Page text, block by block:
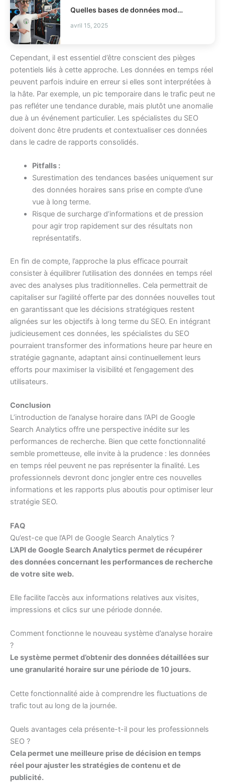
Quelles bases de données modernes choisir pour votre stack ?
avril 15, 2025
Cependant, il est essentiel d’être conscient des pièges
potentiels liés à cette approche. Les données en temps réel
peuvent parfois induire en erreur si elles sont interprétées à
la hâte. Par exemple, un pic temporaire dans le trafic peut ne
pas refléter une tendance durable, mais plutôt une anomalie
due à un événement particulier. Les spécialistes du SEO
doivent donc être prudents et contextualiser ces données
dans le cadre de rapports consolidés.
Pitfalls :
Surestimation des tendances basées uniquement sur
des données horaires sans prise en compte d’une
vue à long terme.
Risque de surcharge d’informations et de pression
pour agir trop rapidement sur des résultats non
représentatifs.
En fin de compte, l’approche la plus efficace pourrait
consister à équilibrer l’utilisation des données en temps réel
avec des analyses plus traditionnelles. Cela permettrait de
capitaliser sur l’agilité offerte par des données nouvelles tout
en garantissant que les décisions stratégiques restent
alignées sur les objectifs à long terme du SEO. En intégrant
judicieusement ces données, les spécialistes du SEO
pourraient transformer des informations heure par heure en
stratégie gagnante, adaptant ainsi continuellement leurs
efforts pour maximiser la visibilité et l’engagement des
utilisateurs.
Conclusion
L’introduction de l’analyse horaire dans l’API de Google
Search Analytics offre une perspective inédite sur les
performances de recherche. Bien que cette fonctionnalité
semble prometteuse, elle invite à la prudence : les données
en temps réel peuvent ne pas représenter la finalité. Les
professionnels devront donc jongler entre ces nouvelles
informations et les rapports plus aboutis pour optimiser leur
stratégie SEO.
FAQ
Qu’est-ce que l’API de Google Search Analytics ?
L’API de Google Search Analytics permet de récupérer
des données concernant les performances de recherche
de votre site web.
Elle facilite l’accès aux informations relatives aux visites,
impressions et clics sur une période donnée.
Comment fonctionne le nouveau système d’analyse horaire
?
Le système permet d’obtenir des données détaillées sur
une granularité horaire sur une période de 10 jours.
Cette fonctionnalité aide à comprendre les fluctuations de
trafic tout au long de la journée.
Quels avantages cela présente-t-il pour les professionnels
SEO ?
Cela permet une meilleure prise de décision en temps
réel pour ajuster les stratégies de contenu et de
publicité.